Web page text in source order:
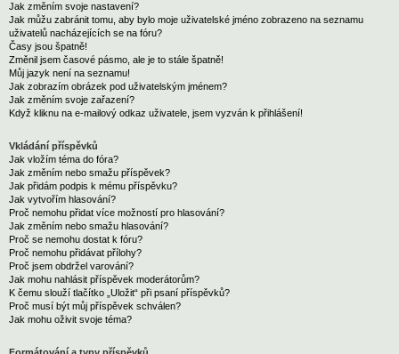
Jak změním svoje nastavení?
Jak můžu zabránit tomu, aby bylo moje uživatelské jméno zobrazeno na seznamu
uživatelů nacházejících se na fóru?
Časy jsou špatně!
Změnil jsem časové pásmo, ale je to stále špatně!
Můj jazyk není na seznamu!
Jak zobrazím obrázek pod uživatelským jménem?
Jak změním svoje zařazení?
Když kliknu na e-mailový odkaz uživatele, jsem vyzván k přihlášení!
Vkládání příspěvků
Jak vložím téma do fóra?
Jak změním nebo smažu příspěvek?
Jak přidám podpis k mému příspěvku?
Jak vytvořím hlasování?
Proč nemohu přidat více možností pro hlasování?
Jak změním nebo smažu hlasování?
Proč se nemohu dostat k fóru?
Proč nemohu přidávat přílohy?
Proč jsem obdržel varování?
Jak mohu nahlásit příspěvek moderátorům?
K čemu slouží tlačítko „Uložit“ při psaní příspěvků?
Proč musí být můj příspěvek schválen?
Jak mohu oživit svoje téma?